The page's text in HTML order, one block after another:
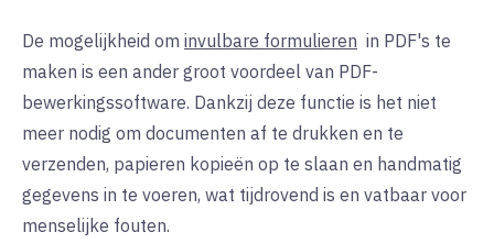
De mogelijkheid om invulbare formulieren in PDF's te
maken is een ander groot voordeel van PDF-
bewerkingssoftware. Dankzij deze functie is het niet
meer nodig om documenten af te drukken en te
verzenden, papieren kopieën op te slaan en handmatig
gegevens in te voeren, wat tijdrovend is en vatbaar voor
menselijke fouten.